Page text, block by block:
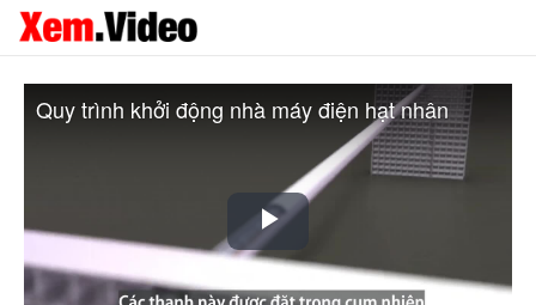
Play
Quy trình khởi động nhà máy điện hạt nhân